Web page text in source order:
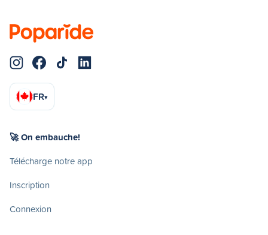
FR▾
🚀 On embauche!
Télécharge notre app
Inscription
Connexion